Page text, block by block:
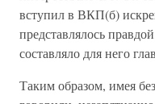
вступил в ВКП(б)
представлялось
составляло для него
Таким образом, имея